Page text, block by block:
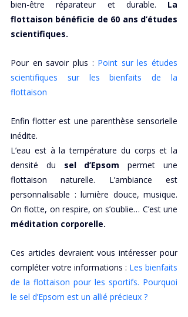
bien-être réparateur et durable. La
flottaison bénéficie de 60 ans d’études
scientifiques.
Pour en savoir plus : Point sur les études
scientifiques sur les bienfaits de la
flottaison
Enfin flotter est une parenthèse sensorielle
inédite.
L’eau est à la température du corps et la
densité du sel d’Epsom permet une
flottaison naturelle. L’ambiance est
personnalisable : lumière douce, musique.
méditation corporelle.
Ces articles devraient vous intéresser pour
compléter votre informations : Les bienfaits
de la flottaison pour les sportifs. Pourquoi
le sel d’Epsom est un allié précieux ?